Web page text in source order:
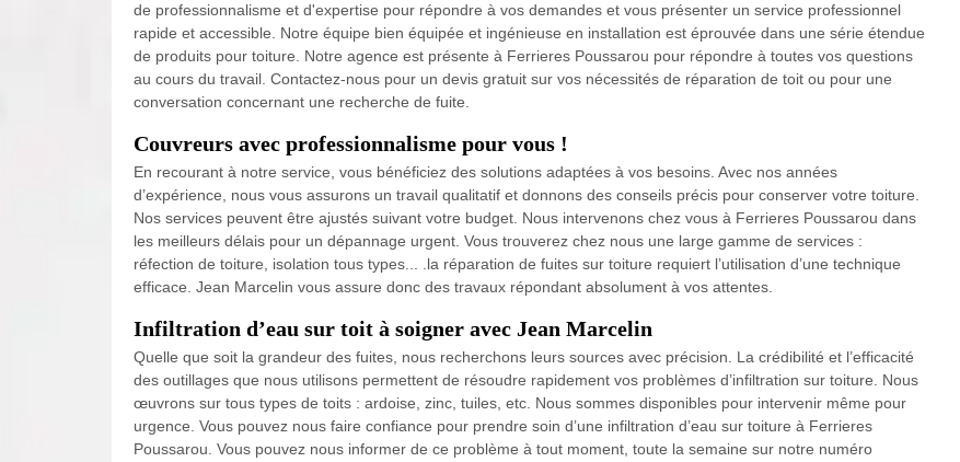
de professionnalisme et d'expertise pour répondre à vos demandes et vous présenter un service professionnel
rapide et accessible. Notre équipe bien équipée et ingénieuse en installation est éprouvée dans une série étendue
de produits pour toiture. Notre agence est présente à Ferrieres Poussarou pour répondre à toutes vos questions
au cours du travail. Contactez-nous pour un devis gratuit sur vos nécessités de réparation de toit ou pour une
conversation concernant une recherche de fuite.
Couvreurs avec professionnalisme pour vous !
En recourant à notre service, vous bénéficiez des solutions adaptées à vos besoins. Avec nos années
d’expérience, nous vous assurons un travail qualitatif et donnons des conseils précis pour conserver votre toiture.
Nos services peuvent être ajustés suivant votre budget. Nous intervenons chez vous à Ferrieres Poussarou dans
les meilleurs délais pour un dépannage urgent. Vous trouverez chez nous une large gamme de services :
réfection de toiture, isolation tous types... .la réparation de fuites sur toiture requiert l’utilisation d’une technique
efficace. Jean Marcelin vous assure donc des travaux répondant absolument à vos attentes.
Infiltration d’eau sur toit à soigner avec Jean Marcelin
Quelle que soit la grandeur des fuites, nous recherchons leurs sources avec précision. La crédibilité et l’efficacité
des outillages que nous utilisons permettent de résoudre rapidement vos problèmes d’infiltration sur toiture. Nous
œuvrons sur tous types de toits : ardoise, zinc, tuiles, etc. Nous sommes disponibles pour intervenir même pour
urgence. Vous pouvez nous faire confiance pour prendre soin d’une infiltration d’eau sur toiture à Ferrieres
Poussarou. Vous pouvez nous informer de ce problème à tout moment, toute la semaine sur notre numéro